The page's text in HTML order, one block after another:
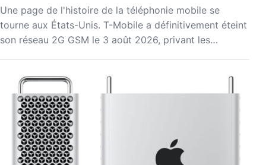
Une page de l'histoire de la téléphonie mobile se
tourne aux États-Unis. T-Mobile a définitivement éteint
son réseau 2G GSM le 3 août 2026, privant les…